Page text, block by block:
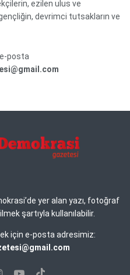
ezilen ulus ve
devrimci tutsakların ve
posta
yer alan yazı, fotoğraf
şartıyla kullanılabilir.
için e-posta adresimiz: